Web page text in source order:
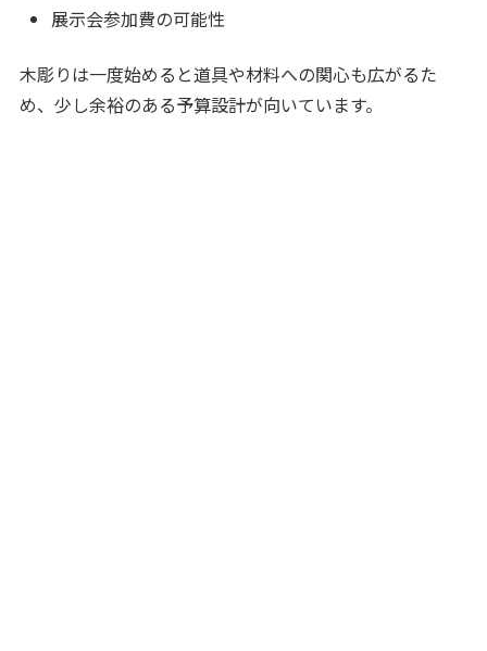
展示会参加費の可能性
木彫りは一度始めると道具や材料への関心も広がるた
め、少し余裕のある予算設計が向いています。